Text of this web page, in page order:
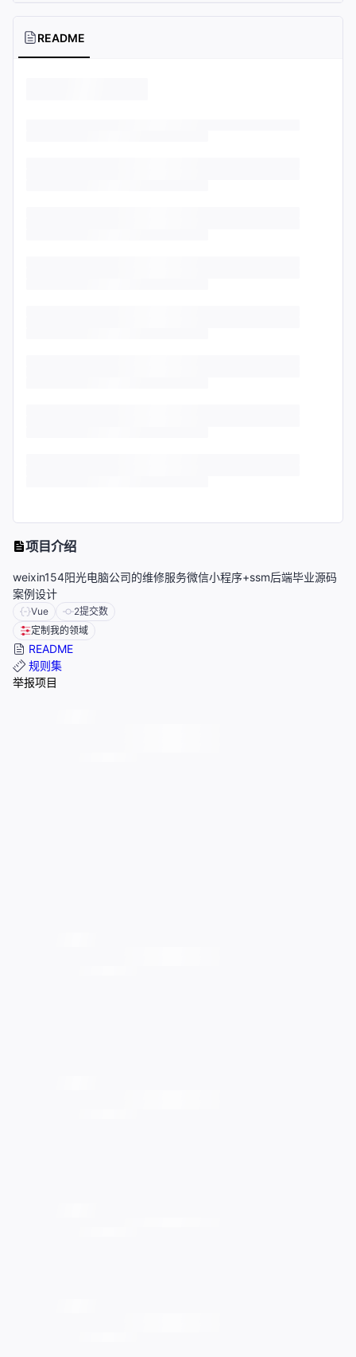
README
项目介绍
weixin154阳光电脑公司的维修服务微信小程序+ssm后端毕业源码
案例设计
Vue 2提交数
定制我的领域
README
规则集
举报项目